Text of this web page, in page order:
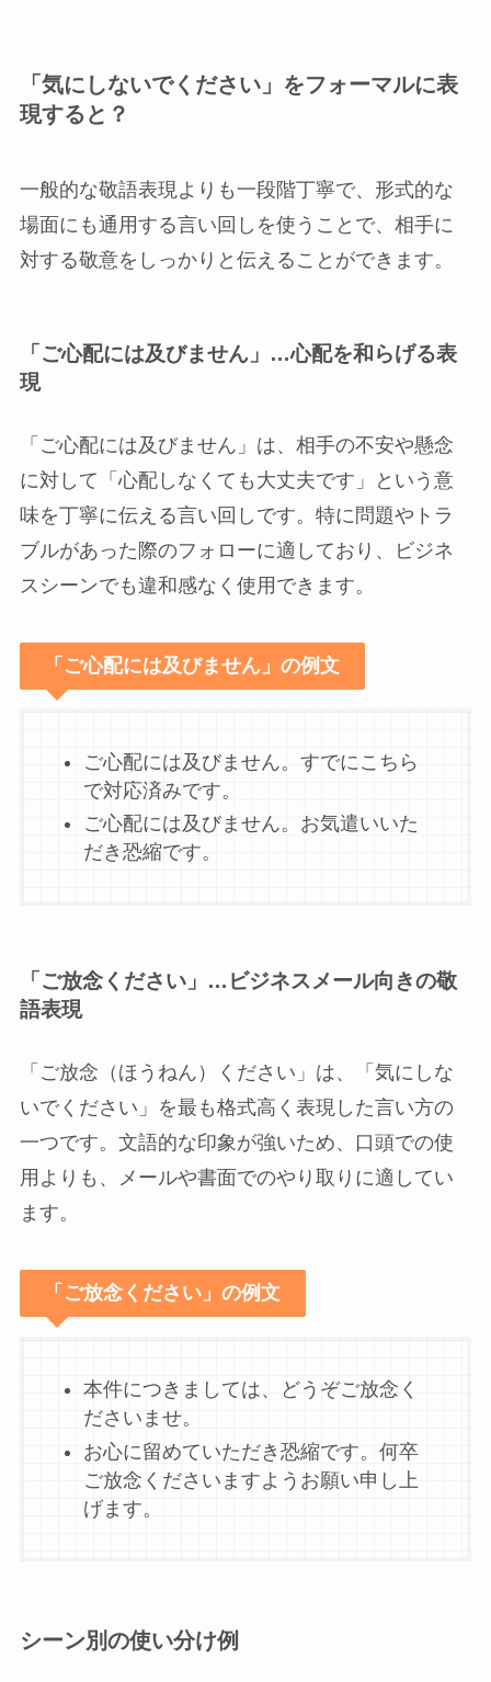
「気にしないでください」をフォーマルに表
現すると？
一般的な敬語表現よりも一段階丁寧で、形式的な
場面にも通用する言い回しを使うことで、相手に
対する敬意をしっかりと伝えることができます。
「ご心配には及びません」…心配を和らげる表
現
「ご心配には及びません」は、相手の不安や懸念
に対して「心配しなくても大丈夫です」という意
味を丁寧に伝える言い回しです。特に問題やトラ
ブルがあった際のフォローに適しており、ビジネ
スシーンでも違和感なく使用できます。
「ご心配には及びません」の例文
ご心配には及びません。すでにこちら
で対応済みです。
ご心配には及びません。お気遣いいた
だき恐縮です。
「ご放念ください」…ビジネスメール向きの敬
語表現
「ご放念（ほうねん）ください」は、「気にしな
いでください」を最も格式高く表現した言い方の
一つです。文語的な印象が強いため、口頭での使
用よりも、メールや書面でのやり取りに適してい
ます。
「ご放念ください」の例文
本件につきましては、どうぞご放念く
ださいませ。
お心に留めていただき恐縮です。何卒
ご放念くださいますようお願い申し上
げます。
シーン別の使い分け例